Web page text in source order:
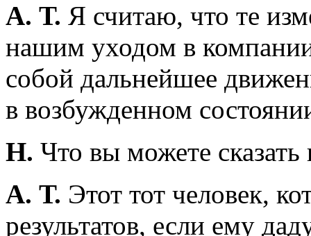
А. Т. Я считаю, что те
нашим уходом в
собой дальнейшее
в возбужденном
Н. Что вы можете сказать
А. Т. Этот тот человек,
результатов, если ему